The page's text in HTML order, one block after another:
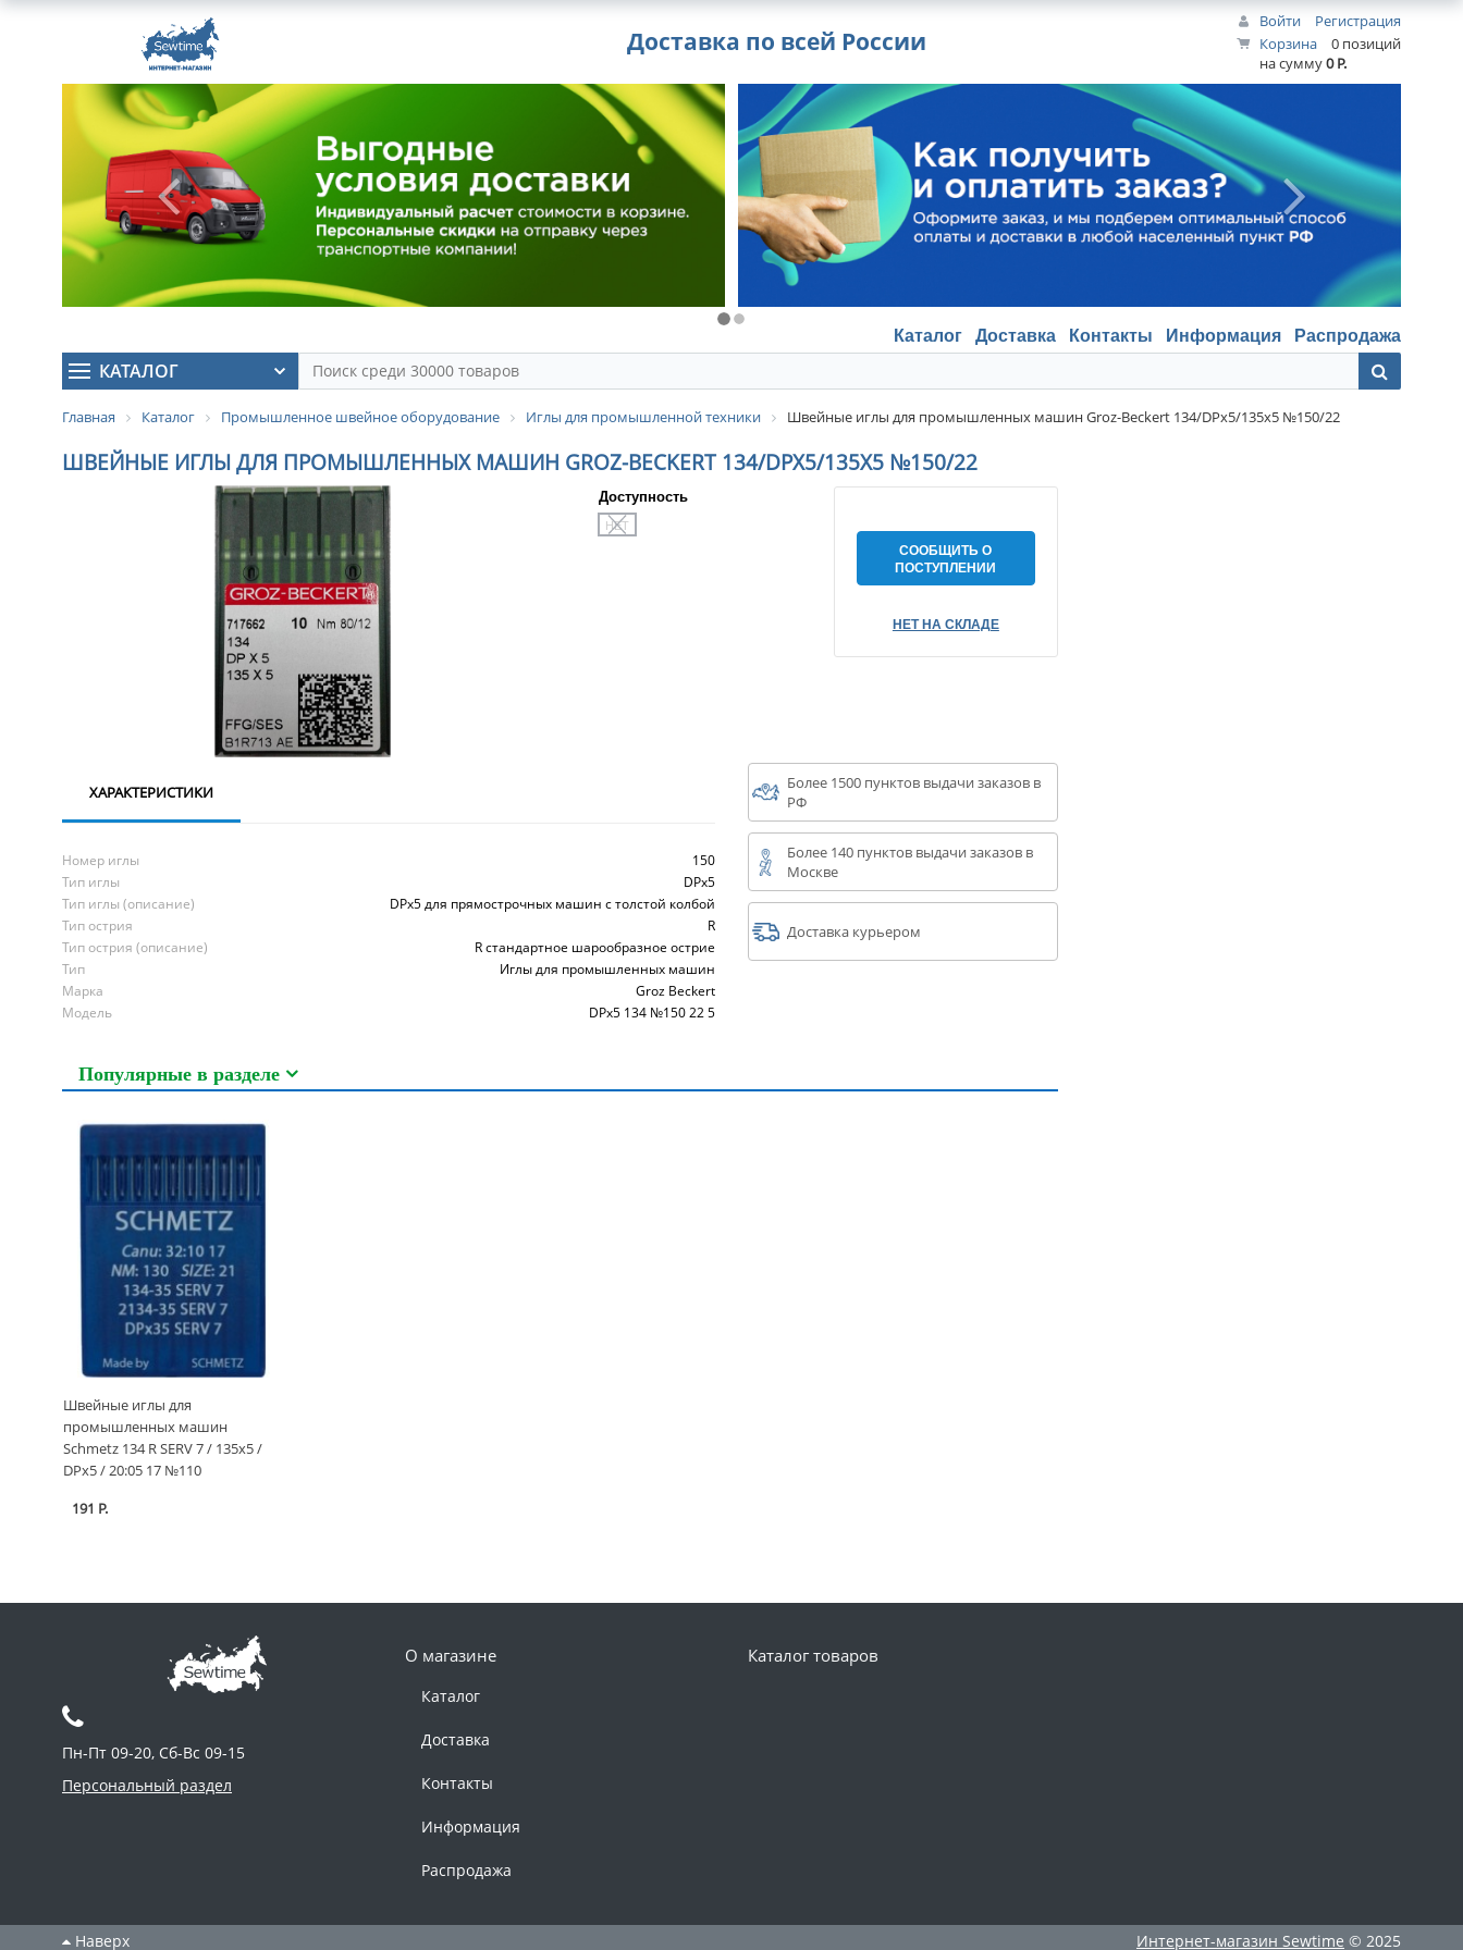
Войти
Регистрация
Корзина
0 позиций
на сумму0 Р.
Доставка по всей России
Каталог Доставка Контакты Информация Распродажа
КАТАЛОГ
Главная Каталог Промышленное швейное оборудование Иглы для промышленной техники Швейные иглы для промышленных машин Groz-Beckert 134/DPx5/135x5 №150/22
ШВЕЙНЫЕ ИГЛЫ ДЛЯ ПРОМЫШЛЕННЫХ МАШИН GROZ-BECKERT 134/DPX5/135X5 №150/22
Доступность
НЕТ
СООБЩИТЬ О
ПОСТУПЛЕНИИ
НЕТ НА СКЛАДЕ
ХАРАКТЕРИСТИКИ
Номер иглы
150
Тип иглы
DPx5
Тип иглы (описание)
DPx5 для прямострочных машин с толстой колбой
Тип острия
R
Тип острия (описание)
R стандартное шарообразное острие
Тип
Иглы для промышленных машин
Марка
Groz Beckert
Модель
DPx5 134 №150 22 5
Более 1500 пунктов выдачи заказов в
РФ
Более 140 пунктов выдачи заказов в
Москве
Доставка курьером
Популярные в разделе
Швейные иглы для
промышленных машин
Schmetz 134 R SERV 7 / 135x5 /
DPx5 / 20:05 17 №110
191 Р.
О магазине
Каталог
Доставка
Контакты
Информация
Распродажа
Каталог товаров
Пн-Пт 09-20, Сб-Вс 09-15
Персональный раздел
Наверх Интернет-магазин Sewtime © 2025